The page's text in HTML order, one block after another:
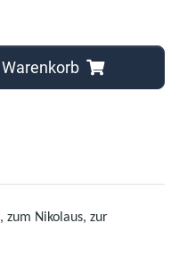
zum Nikolaus, zur